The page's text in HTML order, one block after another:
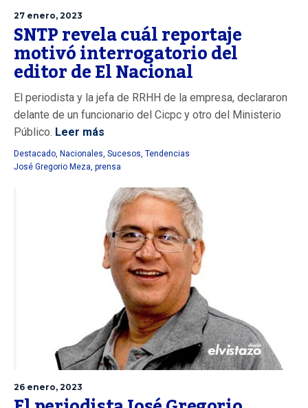
27 enero, 2023
SNTP revela cuál reportaje
motivó interrogatorio del
editor de El Nacional
El periodista y la jefa de RRHH de la empresa, declararon
delante de un funcionario del Cicpc y otro del Ministerio
Público. Leer más
Destacado, Nacionales, Sucesos, Tendencias
José Gregorio Meza, prensa
26 enero, 2023